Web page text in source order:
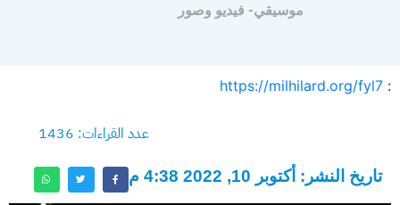
موسيقي- فيديو وصور
:
https://milhilard.org/fyl7
عدد القراءات: 1436
تاريخ النشر: أكتوبر 10, 2022 4:38 م